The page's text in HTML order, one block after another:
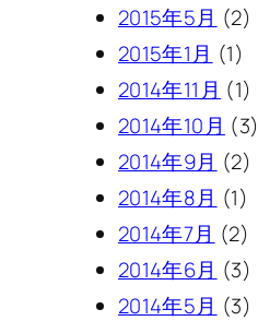
2015年5月 (2)
2015年1月 (1)
2014年11月 (1)
2014年10月 (3)
2014年9月 (2)
2014年8月 (1)
2014年7月 (2)
2014年6月 (3)
2014年5月 (3)